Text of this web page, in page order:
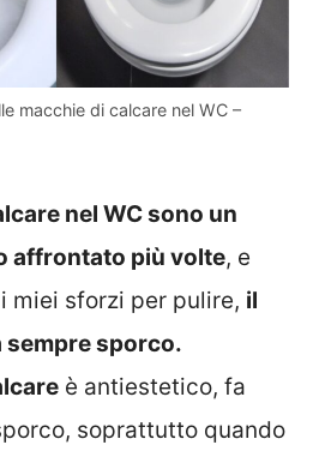
macchie di calcare nel WC –
nel WC sono un
affrontato più volte, e
miei sforzi per pulire, il
sempre sporco.
è antiestetico, fa
soprattutto quando